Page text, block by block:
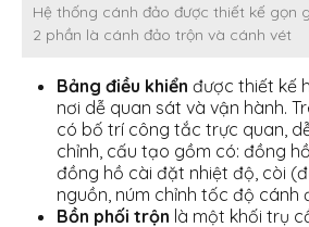
Hệ thống cánh đảo được thiết kế gọn
2 phần là cánh đảo trộn và cánh vét
Bảng điều khiển được thiết kế
nơi dễ quan sát và vận hành.
có bố trí công tắc trực quan,
chỉnh, cấu tạo gồm có: đồng
đồng hồ cài đặt nhiệt độ, còi
nguồn, núm chỉnh tốc độ cánh
Bồn phối trộn là một khối trụ